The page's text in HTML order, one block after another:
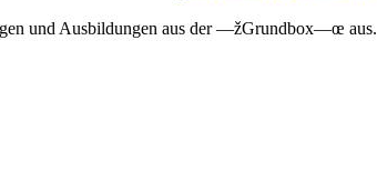
und Ausbildungen aus der —žGrundbox—œ aus.